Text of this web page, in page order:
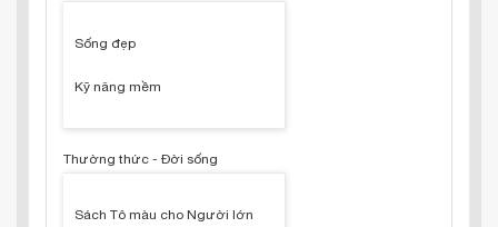
Sống đẹp
Kỹ năng mềm
Thường thức - Đời sống
Sách Tô màu cho Người lớn